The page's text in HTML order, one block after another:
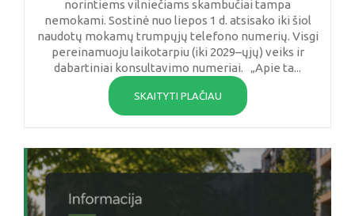
norintiems vilniečiams skambučiai tampa
nemokami. Sostinė nuo liepos 1 d. atsisako iki šiol
naudotų mokamų trumpųjų telefono numerių. Visgi
pereinamuoju laikotarpiu (iki 2029–ųjų) veiks ir
dabartiniai konsultavimo numeriai. „Apie ta...
SKAITYTI PLAČIAU